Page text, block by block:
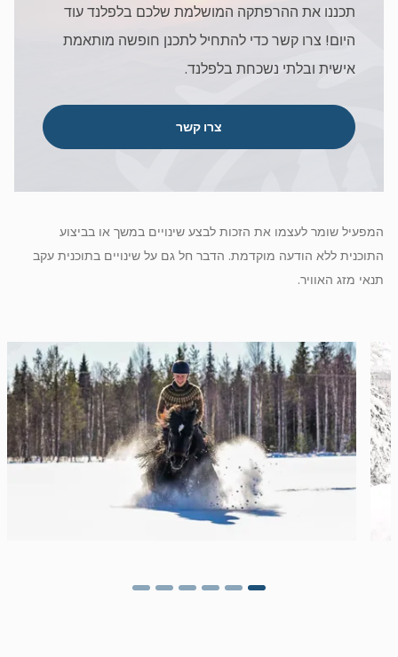
תכננו את ההרפתקה המושלמת שלכם בלפלנד עוד
היום! צרו קשר כדי להתחיל לתכנן חופשה מותאמת
אישית ובלתי נשכחת בלפלנד.
צרו קשר
המפעיל שומר לעצמו את הזכות לבצע שינויים במשך או בביצוע
התוכנית ללא הודעה מוקדמת. הדבר חל גם על שינויים בתוכנית עקב
תנאי מזג האוויר.